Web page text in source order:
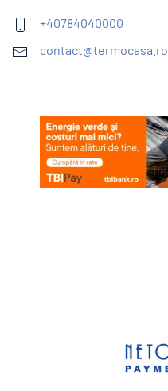
+40784040000
contact@termocasa.ro